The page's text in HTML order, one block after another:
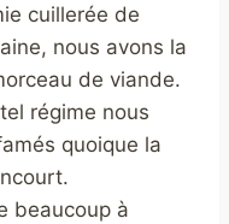
cuillerée de
nous avons la
de viande.
régime nous
quoique la
beaucoup à